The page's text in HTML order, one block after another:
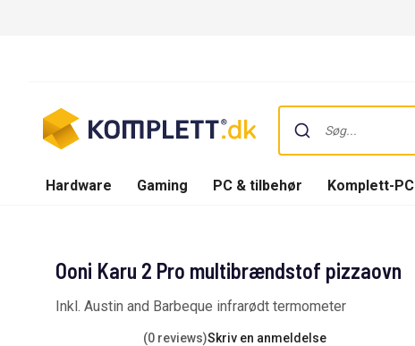
Hardware Gaming PC & tilbehør Komplett-PC
Ooni Karu 2 Pro multibrændstof pizzaovn
Inkl. Austin and Barbeque infrarødt termometer
(0 reviews)Skriv en anmeldelse